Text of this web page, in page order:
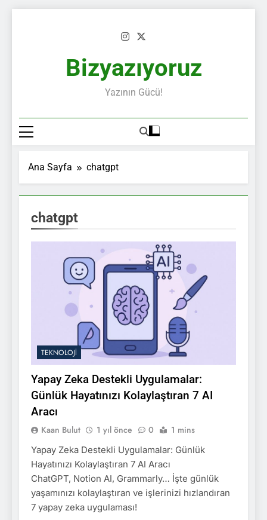
Bizyazıyoruz
Yazının Gücü!
Ana Sayfa chatgpt
chatgpt
TEKNOLOJI
Yapay Zeka Destekli Uygulamalar:
Günlük Hayatınızı Kolaylaştıran 7 AI
Aracı
Kaan Bulut 1 yıl önce 0 1 mins
Yapay Zeka Destekli Uygulamalar: Günlük
Hayatınızı Kolaylaştıran 7 AI Aracı
ChatGPT, Notion AI, Grammarly… İşte günlük
yaşamınızı kolaylaştıran ve işlerinizi hızlandıran
7 yapay zeka uygulaması!